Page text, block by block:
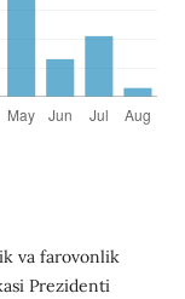
va farovonlik
Prezidenti